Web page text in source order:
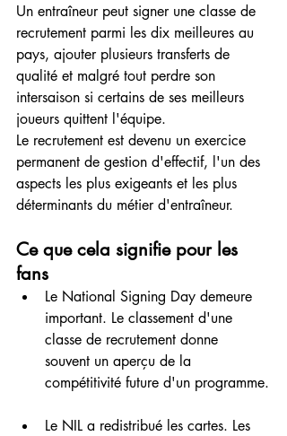
Un entraîneur peut signer une classe de
recrutement parmi les dix meilleures au
pays, ajouter plusieurs transferts de
qualité et malgré tout perdre son
intersaison si certains de ses meilleurs
joueurs quittent l'équipe.
Le recrutement est devenu un exercice
permanent de gestion d'effectif, l'un des
aspects les plus exigeants et les plus
déterminants du métier d'entraîneur.
Ce que cela signifie pour les
fans
Le National Signing Day demeure
important. Le classement d'une
classe de recrutement donne
souvent un aperçu de la
compétitivité future d'un programme.
Le NIL a redistribué les cartes. Les